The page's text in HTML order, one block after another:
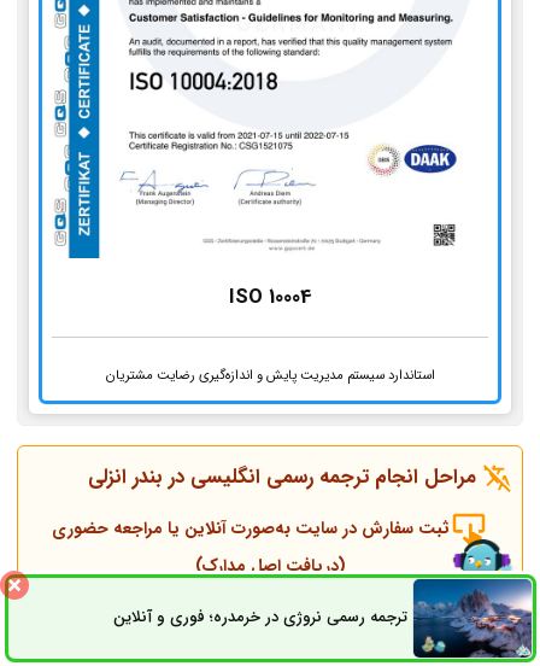
ISO 10004
استاندارد سیستم مدیریت پایش و اندازه‌گیری رضایت مشتریان
مراحل انجام ترجمه رسمی انگلیسی دربندر انزلی
ثبت سفارش در سایت به‌صورت آنلاین یا مراجعه حضوری
(دریافت اصل مدارک)
ترجمه رسمی نروژی در خرمدره؛ فوری و آنلاینثبت سفارش راه های ارتباطی